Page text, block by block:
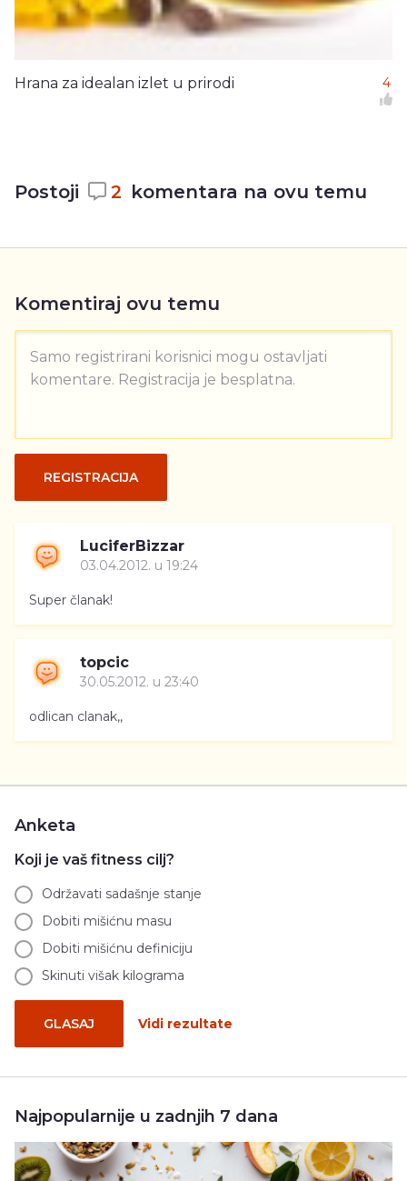
Hrana za idealan izlet u prirodi 4
Postoji 2 komentara na ovu temu
Komentiraj ovu temu
Samo registrirani korisnici mogu ostavljati
komentare. Registracija je besplatna.
REGISTRACIJA
LuciferBizzar
03.04.2012. u 19:24
Super članak!
topcic
30.05.2012. u 23:40
odlican clanak,,
Anketa
Koji je vaš fitness cilj?
Održavati sadašnje stanje
Dobiti mišićnu masu
Dobiti mišićnu definiciju
Skinuti višak kilograma
GLASAJ Vidi rezultate
Najpopularnije u zadnjih 7 dana